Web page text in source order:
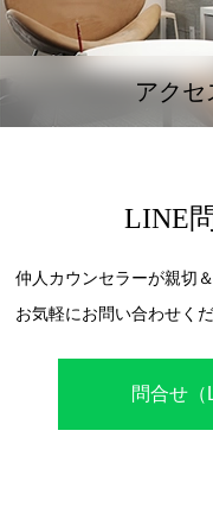
アクセ
LINE
仲人カウンセラーが親切
お気軽にお問い合わせくだ
問合せ（